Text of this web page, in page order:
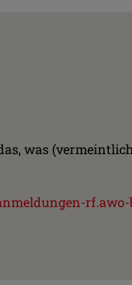
was
rf.awo-